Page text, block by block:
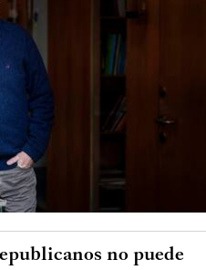
no puede